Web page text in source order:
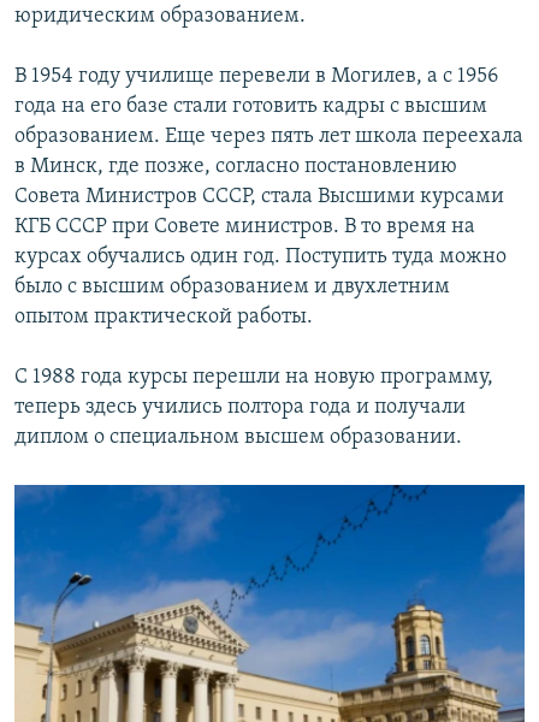
юридическим образованием.
В 1954 году училище перевели в Могилев, а с 1956
года на его базе стали готовить кадры с высшим
образованием. Еще через пять лет школа переехала
в Минск, где позже, согласно постановлению
Совета Министров СССР, стала Высшими курсами
КГБ СССР при Совете министров. В то время на
курсах обучались один год. Поступить туда можно
было с высшим образованием и двухлетним
опытом практической работы.
С 1988 года курсы перешли на новую программу,
теперь здесь учились полтора года и получали
диплом о специальном высшем образовании.